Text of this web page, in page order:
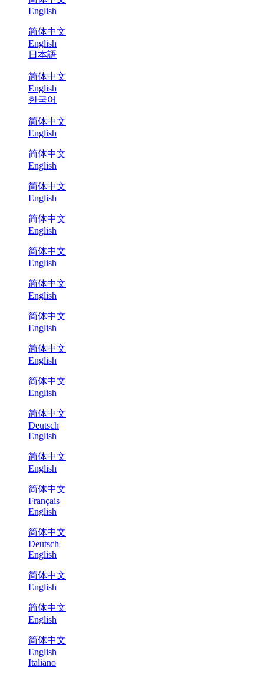
English
简体中文
English
日本語
简体中文
English
한국어
简体中文
English
简体中文
English
简体中文
English
简体中文
English
简体中文
English
简体中文
English
简体中文
English
简体中文
English
简体中文
English
简体中文
Deutsch
English
简体中文
English
简体中文
Français
English
简体中文
Deutsch
English
简体中文
English
简体中文
English
简体中文
English
Italiano